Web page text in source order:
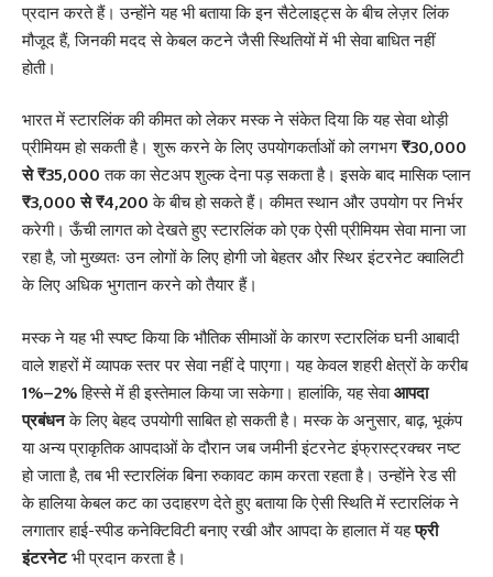
प्रदान करते हैं। उन्होंने यह भी बताया कि इन सैटेलाइट्स के बीच लेज़र लिंक
मौजूद हैं, जिनकी मदद से केबल कटने जैसी स्थितियों में भी सेवा बाधित नहीं
होती।
भारत में स्टारलिंक की कीमत को लेकर मस्क ने संकेत दिया कि यह सेवा थोड़ी
प्रीमियम हो सकती है। शुरू करने के लिए उपयोगकर्ताओं को लगभग ₹30,000
से ₹35,000 तक का सेटअप शुल्क देना पड़ सकता है। इसके बाद मासिक प्लान
₹3,000 से ₹4,200 के बीच हो सकते हैं। कीमत स्थान और उपयोग पर निर्भर
करेगी। ऊँची लागत को देखते हुए स्टारलिंक को एक ऐसी प्रीमियम सेवा माना जा
रहा है, जो मुख्यतः उन लोगों के लिए होगी जो बेहतर और स्थिर इंटरनेट क्वालिटी
के लिए अधिक भुगतान करने को तैयार हैं।
मस्क ने यह भी स्पष्ट किया कि भौतिक सीमाओं के कारण स्टारलिंक घनी आबादी
वाले शहरों में व्यापक स्तर पर सेवा नहीं दे पाएगा। यह केवल शहरी क्षेत्रों के करीब
1%–2%हिस्से में ही इस्तेमाल किया जा सकेगा। हालांकि, यह सेवाआपदा
प्रबंधनके लिए बेहद उपयोगी साबित हो सकती है। मस्क के अनुसार, बाढ़, भूकंप
या अन्य प्राकृतिक आपदाओं के दौरान जब जमीनी इंटरनेट इंफ्रास्ट्रक्चर नष्ट
हो जाता है, तब भी स्टारलिंक बिना रुकावट काम करता रहता है। उन्होंने रेड सी
के हालिया केबल कट का उदाहरण देते हुए बताया कि ऐसी स्थिति में स्टारलिंक ने
लगातार हाई-स्पीड कनेक्टिविटी बनाए रखी और आपदा के हालात में यहफ्री
इंटरनेटभी प्रदान करता है।